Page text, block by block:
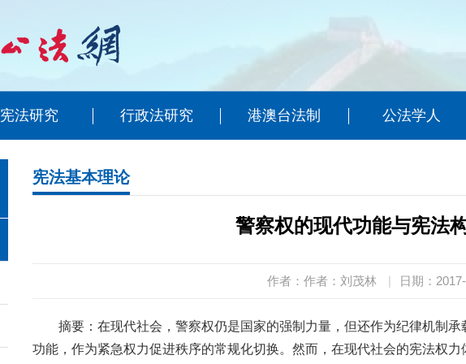
宪法研究 行政法研究 港澳台法制 公法学人
宪法基本理论
警察权的现代功能与宪法
作者：作者：刘茂林 | 日期：
摘要：在现代社会，警察权仍是国家的强制力量，但还作为纪律机制
功能，作为紧急权力促进秩序的常规化切换。然而，在现代社会的宪法权